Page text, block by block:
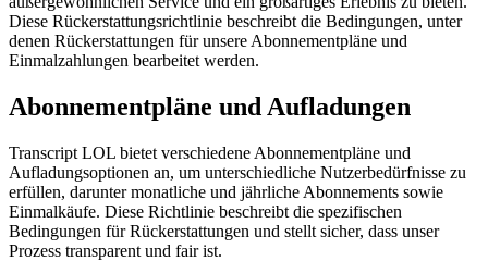
Diese Rückerstattungsrichtlinie beschreibt die Bedingungen, unter
denen Rückerstattungen für unsere Abonnementpläne und
Einmalzahlungen bearbeitet werden.
Abonnementpläne und Aufladungen
Transcript LOL bietet verschiedene Abonnementpläne und
Aufladungsoptionen an, um unterschiedliche Nutzerbedürfnisse zu
erfüllen, darunter monatliche und jährliche Abonnements sowie
Einmalkäufe. Diese Richtlinie beschreibt die spezifischen
Bedingungen für Rückerstattungen und stellt sicher, dass unser
Prozess transparent und fair ist.